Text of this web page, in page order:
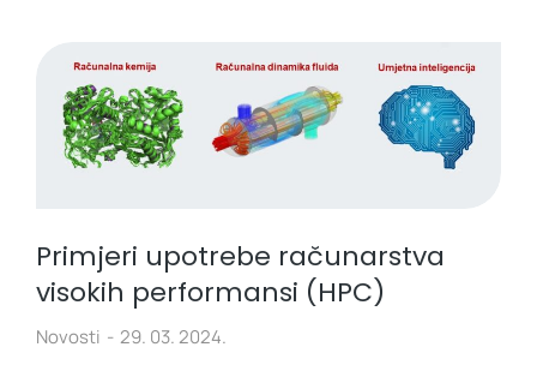
Primjeri upotrebe računarstva
visokih performansi (HPC)
Novosti 29. 03. 2024.